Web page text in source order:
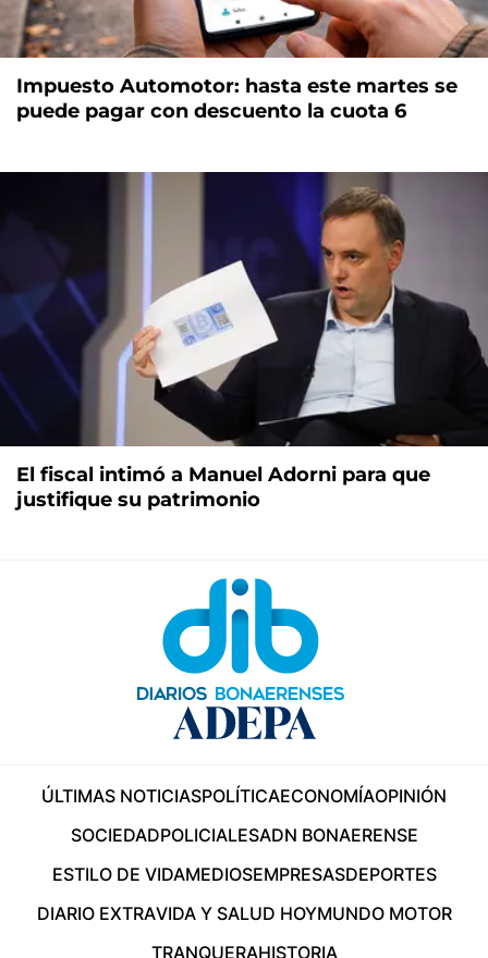
Impuesto Automotor: hasta este martes se
puede pagar con descuento la cuota 6
El fiscal intimó a Manuel Adorni para que
justifique su patrimonio
ÚLTIMAS NOTICIASPOLÍTICAECONOMÍAOPINIÓN
SOCIEDADPOLICIALESADN BONAERENSE
ESTILO DE VIDAMEDIOSEMPRESASDEPORTES
DIARIO EXTRAVIDA Y SALUD HOYMUNDO MOTOR
TRANQUERAHISTORIA